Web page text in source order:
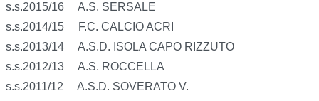
s.s.2015/16 A.S. SERSALE
s.s.2014/15 F.C. CALCIO ACRI
s.s.2013/14 A.S.D. ISOLA CAPO RIZZUTO
s.s.2012/13 A.S. ROCCELLA
s.s.2011/12 A.S.D. SOVERATO V.